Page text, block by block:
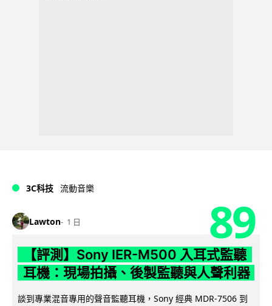
3C科技 流動音樂
Lawton 1 日 89
【評測】Sony IER-M500 入耳式監聽
耳機：現場拍攝、後製監聽與人聲利器
談到專業混音專用的聲音監聽耳機，Sony 經典 MDR-7506 到